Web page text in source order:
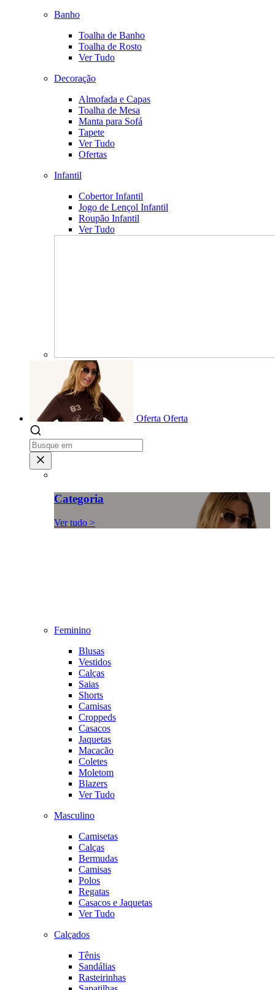
Banho
Toalha de Banho
Toalha de Rosto
Ver Tudo
Decoração
Almofada e Capas
Toalha de Mesa
Manta para Sofá
Tapete
Ver Tudo
Ofertas
Infantil
Cobertor Infantil
Jogo de Lençol Infantil
Roupão Infantil
Ver Tudo
Oferta Oferta
Categoria
Ver tudo >
Feminino
Blusas
Vestidos
Calças
Saias
Shorts
Camisas
Croppeds
Casacos
Jaquetas
Macacão
Coletes
Moletom
Blazers
Ver Tudo
Masculino
Camisetas
Calças
Bermudas
Camisas
Polos
Regatas
Casacos e Jaquetas
Ver Tudo
Calçados
Tênis
Sandálias
Rasteirinhas